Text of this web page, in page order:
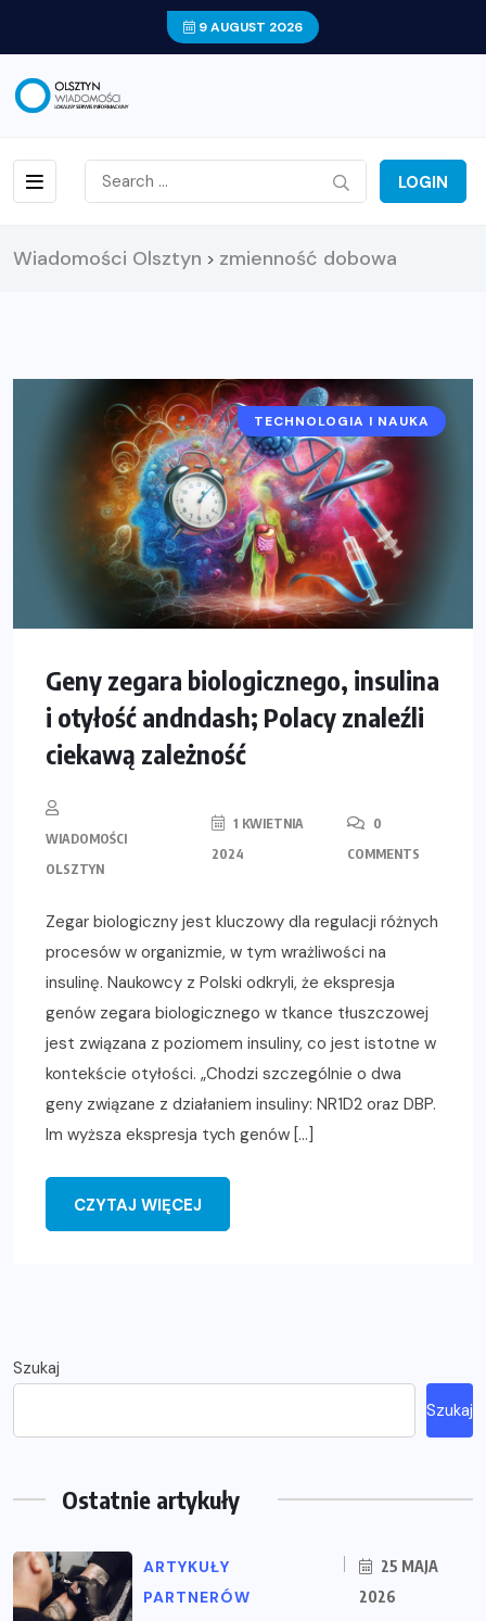
9 AUGUST 2026
LOGIN
Wiadomości Olsztyn > zmienność dobowa
TECHNOLOGIA I NAUKA
Geny zegara biologicznego, insulina
i otyłość andndash; Polacy znaleźli
ciekawą zależność
WIADOMOŚCI
OLSZTYN
1 KWIETNIA
2024
0
COMMENTS
Zegar biologiczny jest kluczowy dla regulacji różnych
procesów w organizmie, w tym wrażliwości na
insulinę. Naukowcy z Polski odkryli, że ekspresja
genów zegara biologicznego w tkance tłuszczowej
jest związana z poziomem insuliny, co jest istotne w
kontekście otyłości. „Chodzi szczególnie o dwa
geny związane z działaniem insuliny: NR1D2 oraz DBP.
Im wyższa ekspresja tych genów […]
CZYTAJ WIĘCEJ
Szukaj
Szukaj
Ostatnie artykuły
ARTYKUŁY
PARTNERÓW
25 MAJA
2026